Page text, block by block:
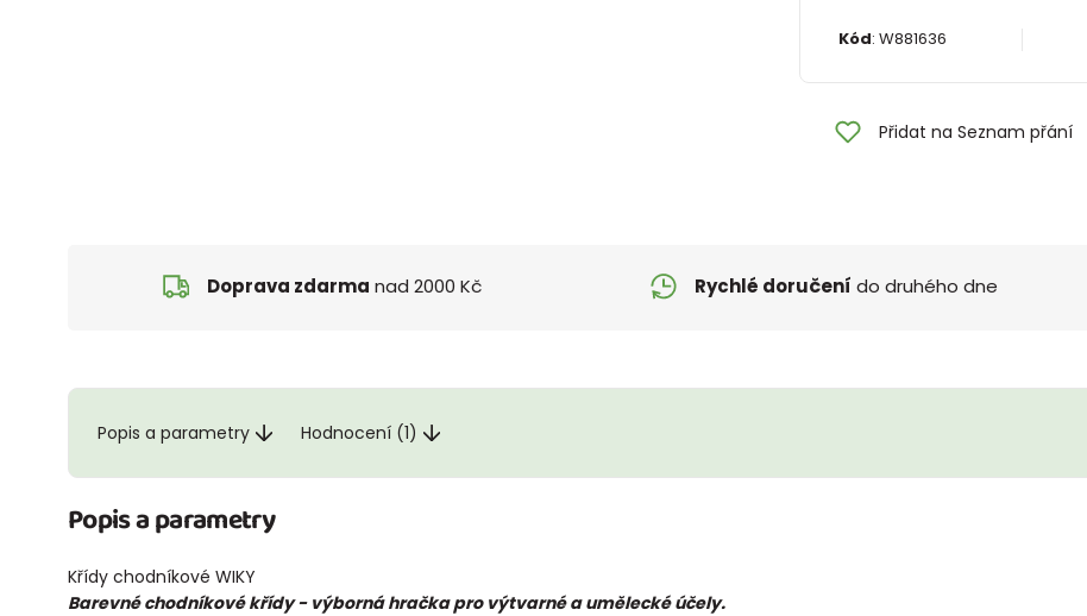
Kód: W881636
Přidat na Seznam přání
Doprava zdarma nad 2000 Kč Rychlé doručení do druhého dne
Popis a parametry Hodnocení (1)
Popis a parametry
Křídy chodníkové WIKY
Barevné chodníkové křídy - výbornáhračka pro výtvarné a umělecké účely.